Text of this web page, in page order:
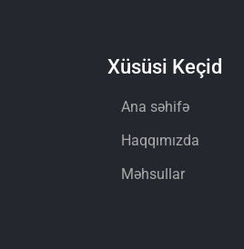
Xüsüsi Keçid
Ana səhifə
Haqqımızda
Məhsullar